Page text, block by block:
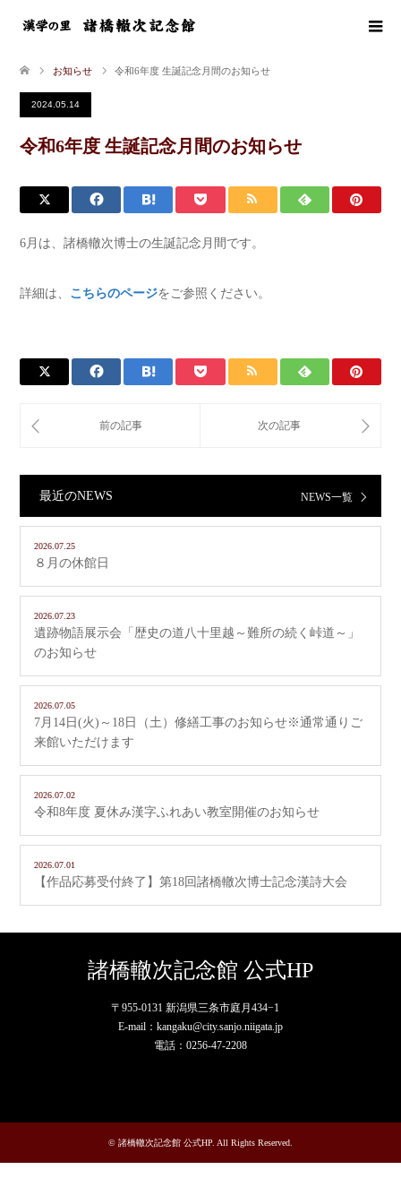
お知らせ 令和6年度 生誕記念月間のお知らせ
2024.05.14
令和6年度 生誕記念月間のお知らせ
6月は、諸橋轍次博士の生誕記念月間です。
詳細は、 こちらのページをご参照ください。
最近のNEWS NEWS一覧
2026.07.25
８月の休館日
2026.07.23
遺跡物語展示会「歴史の道八十里越～難所の続く峠道～」
のお知らせ
2026.07.05
7月14日(火)～18日（土）修繕工事のお知らせ※通常通りご
来館いただけます
2026.07.02
令和8年度 夏休み漢字ふれあい教室開催のお知らせ
2026.07.01
【作品応募受付終了】第18回諸橋轍次博士記念漢詩大会
諸橋轍次記念館 公式HP
〒955-0131 新潟県三条市庭月434−1
E-mail：kangaku@city.sanjo.niigata.jp
電話：0256-47-2208
© 諸橋轍次記念館 公式HP . All Rights Reserved.